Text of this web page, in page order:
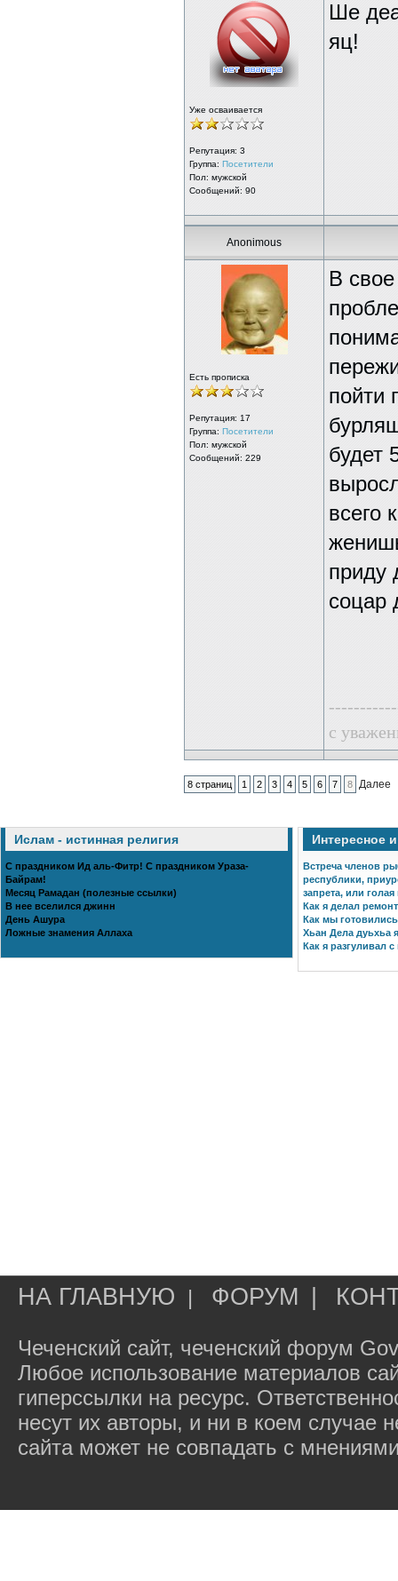
Уже осваивается
Репутация: 3
Группа: Посетители
Пол: мужской
Сообщений: 90
Ше
яц!
Anonimous
Есть прописка
Репутация: 17
Группа: Посетители
Пол: мужской
Сообщений: 229
В
пойти
будет
всего
приду
соцар
с
8 страниц 1 2 3 4 5 6 7 8 Далее
Ислам - истинная религия
С праздником Ид аль-Фитр! С праздником Ураза-
Байрам!
Месяц Рамадан (полезные ссылки)
В нее вселился джинн
День Ашура
Ложные знамения Аллаха
Интересное
Встреча членов
республики,
запрета, или
Как я делал
Как мы
Хьан Дела дуьхьа
Как я разгуливал
НА ГЛАВНУЮ | ФОРУМ
Чеченский сайт, чеченский форум
Любое использование материалов
гиперссылки на ресурс.
несут их авторы, и ни в коем случае
сайта может не совпадать с